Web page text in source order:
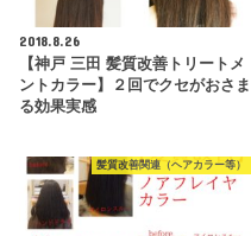
2018.8.26
【神戸 三田 髪質改善トリートメ
ントカラー】２回でクセがおさま
る効果実感
髪質改善関連（ヘアカラー等）